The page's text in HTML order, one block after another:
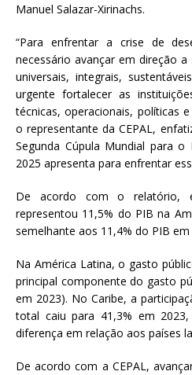
Manuel Salazar-Xirinachs.
“Para enfrentar a crise de
necessário avançar em direção
universais, integrais,
urgente fortalecer as
técnicas, operacionais, políticas e
o representante da CEPAL,
Segunda Cúpula Mundial para
2025 apresenta para enfrentar
De acordo com o relatório,
representou 11,5% do PIB na
semelhante aos 11,4% do PIB em
Na América Latina, o gasto
principal componente do gasto
em 2023). No Caribe, a
total caiu para 41,3% em
diferença em relação aos países
De acordo com a CEPAL,